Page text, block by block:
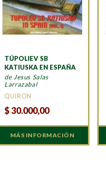
TÚPOLIEV SB
KATIUSKA EN ESPAÑA
de Jesus Salas
Larrazabal
QUIRON
$30.000,00
MÁS INFORMACIÓN